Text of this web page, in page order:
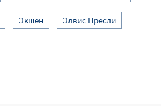
Экшен Элвис Пресли